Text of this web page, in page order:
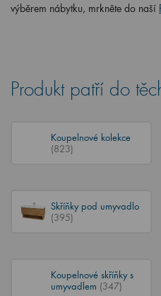
výběrem nábytku, mrkněte do naší
Produkt patří do
Koupelnové kolekce
(823)
Skříňky pod umyvadlo
(395)
Koupelnové skříňky s
umyvadlem (347)